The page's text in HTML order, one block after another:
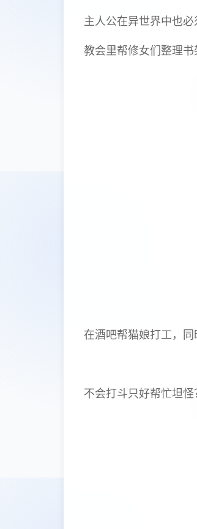
主人公在异世界中也
教会里帮修女们整理
在酒吧帮猫娘打工，
不会打斗只好帮忙坦怪